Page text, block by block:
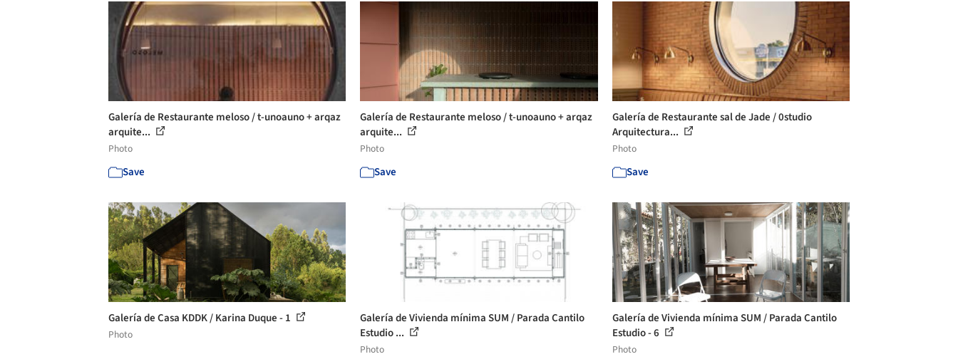
Galería de Restaurante meloso / t-unoauno + arqaz
arquite...
Photo
Save
Galería de Restaurante meloso / t-unoauno + arqaz
arquite...
Photo
Save
Galería de Restaurante sal de Jade / 0studio
Arquitectura...
Photo
Save
Galería de Casa KDDK / Karina Duque - 1
Photo
Galería de Vivienda mínima SUM / Parada Cantilo
Estudio ...
Photo
Galería de Vivienda mínima SUM / Parada Cantilo
Estudio - 6
Photo